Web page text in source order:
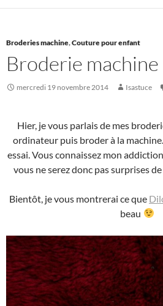
Broderies machine,Couture pour enfant
Broderie machine
mercredi 19 novembre 2014 Isastuce
Hier, je vous parlais de mes
ordinateur puis broder à la
essai. Vous connaissez mon
vous ne serez donc pas surprises
Bientôt, je vous montrerai ce que
beau